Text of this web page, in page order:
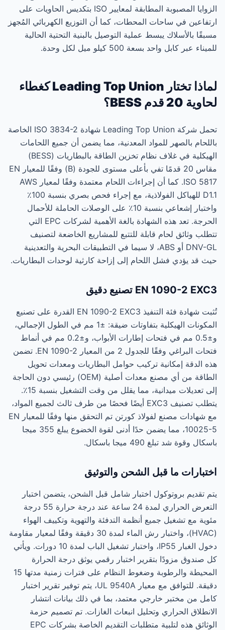
الزوايا المصبوبة المطابقة لمعايير ISO بتكديس الحاويات على
ارتفاعين في ساحات المحطات، كما أن التوزيع الكهربائي المُجهز
مسبقًا بالأسلاك يبسط عملية التوصيل بالبنية التحتية الحالية
للميناء عبر كابل واحد بسعة 500 كيلو ميل لكل وحدة.
لماذا تختار Leading Top Union كغطاء
لحاوية 20 قدم BESS؟
تحمل شركة Leading Top Union شهادة ISO 3834-2 الخاصة
باللحام بالصهر للمواد المعدنية، مما يضمن أن جميع اللحامات
الهيكلية في غلاف نظام تخزين الطاقة بالبطاريات (BESS)
مقاس 20 قدمًا تفي بأعلى مستوى للجودة (B) وفقًا للمعيار EN
ISO 5817. كما أن إجراءات اللحام معتمدة وفقًا لمعيار AWS
D1.1 للهياكل الفولاذية، مع إجراء فحص بصري بنسبة 100٪
واختبار إشعاعي بنسبة 10٪ على الوصلات الحاملة للأحمال
الحرجة. تعد هذه الشهادة بالغة الأهمية لشركات EPC التي
تتطلب وثائق لحام قابلة للتتبع للمشاريع الخاضعة لتصنيف
DNV-GL أو ABS، لا سيما في التطبيقات البحرية والتعدينية
حيث قد يؤدي فشل اللحام إلى إزاحة كارثية لوحدات البطاريات.
EN 1090-2 EXC3 تصنيع دقيق
تُثبت شهادة فئة التنفيذ EN 1090-2 EXC3 القدرة على تصنيع
المكونات الهيكلية بتفاوتات ضيقة: ±1 مم في الطول الإجمالي،
و±0.5 مم في فتحات إطارات الأبواب، و±0.2 مم في أنماط
فتحات البراغي وفقًا للجدول 2 من المعيار EN 1090-2. تضمن
هذه الدقة إمكانية تركيب حوامل البطاريات ومعدات تحويل
الطاقة من أي مصنع معدات أصلية (OEM) رئيسي دون الحاجة
إلى تعديلات ميدانية، مما يقلل من وقت التشغيل بنسبة 15٪.
يتطلب تصنيف EXC3 أيضًا فحصًا من طرف ثالث لجميع المواد،
مع شهادات مصنع لفولاذ كورتن تم التحقق منها وفقًا للمعيار EN
10025-5، مما يضمن حدًا أدنى لقوة الخضوع يبلغ 355 ميجا
باسكال وقوة شد تبلغ 490 ميجا باسكال.
اختبارات ما قبل الشحن والتوثيق
يتم تقديم بروتوكول اختبار شامل قبل الشحن، يتضمن اختبار
التعرض الحراري لمدة 24 ساعة عند درجة حرارة 55 درجة
مئوية مع تشغيل جميع أنظمة التدفئة والتهوية وتكييف الهواء
(HVAC)، واختبار رش الماء لمدة 30 دقيقة وفقًا لمعيار مقاومة
دخول الغبار IP55، واختبار تشغيل الباب لمدة 10 دورات. ويأتي
كل صندوق مزودًا بتقرير اختبار رقمي يوثق درجة الحرارة
المحيطة والرطوبة وضغوط النظام على فترات زمنية مدتها 15
دقيقة. للتوافق مع معيار UL 9540A، يتم توفير تقرير اختبار
كامل من مختبر خارجي معتمد، بما في ذلك بيانات انتشار
الانطلاق الحراري وتحليل انبعاث الغازات. تم تصميم حزمة
الوثائق هذه لتلبية متطلبات التقديم الخاصة بشركات EPC